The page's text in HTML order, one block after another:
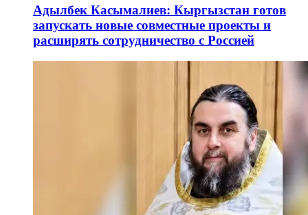
Адылбек Касымалиев: Кыргызстан готов
запускать новые совместные проекты и
расширять сотрудничество с Россией